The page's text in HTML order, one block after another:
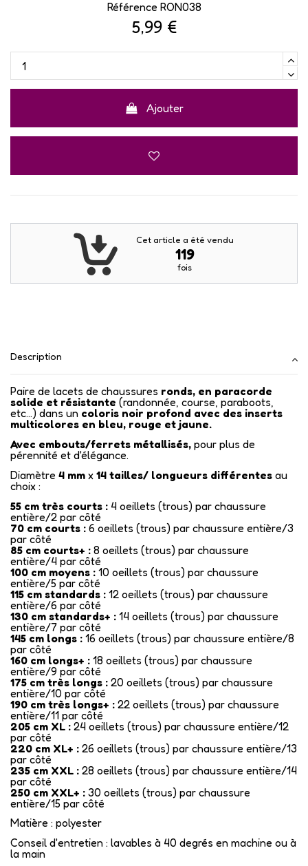
Référence RON038
5,99 €
Ajouter
Cet article a été vendu
119
fois
Description
Paire de lacets de chaussures ronds, en paracorde
solide et résistante (randonnée, course, paraboots,
etc...) dans un coloris noir profond avec des inserts
multicolores en bleu, rouge et jaune.
Avec embouts/ferrets métallisés, pour plus de
pérennité et d'élégance.
Diamètre 4 mm x 14 tailles/ longueurs différentes au
choix :
55 cm très courts : 4 oeillets (trous) par chaussure
entière/2 par côté
70 cm courts : 6 oeillets (trous) par chaussure entière/3
par côté
85 cm courts+ : 8 oeillets (trous) par chaussure
entière/4 par côté
100 cm moyens : 10 oeillets (trous) par chaussure
entière/5 par côté
115 cm standards : 12 oeillets (trous) par chaussure
entière/6 par côté
130 cm standards+ : 14 oeillets (trous) par chaussure
entière/7 par côté
145 cm longs : 16 oeillets (trous) par chaussure entière/8
par côté
160 cm longs+ : 18 oeillets (trous) par chaussure
entière/9 par côté
175 cm très longs : 20 oeillets (trous) par chaussure
entière/10 par côté
190 cm très longs+ : 22 oeillets (trous) par chaussure
entière/11 par côté
205 cm XL : 24 oeillets (trous) par chaussure entière/12
par côté
220 cm XL+ : 26 oeillets (trous) par chaussure entière/13
par côté
235 cm XXL : 28 oeillets (trous) par chaussure entière/14
par côté
250 cm XXL+ : 30 oeillets (trous) par chaussure
entière/15 par côté
Matière : polyester
Conseil d'entretien : lavables à 40 degrés en machine ou à
la main